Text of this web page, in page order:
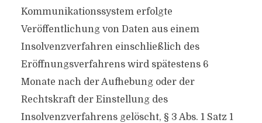
Kommunikationssystem erfolgte
Veröffentlichung von Daten aus einem
Insolvenzverfahren einschließlich des
Eröffnungsverfahrens wird spätestens 6
Monate nach der Aufhebung oder der
Rechtskraft der Einstellung des
Insolvenzverfahrens gelöscht, § 3 Abs. 1 Satz 1